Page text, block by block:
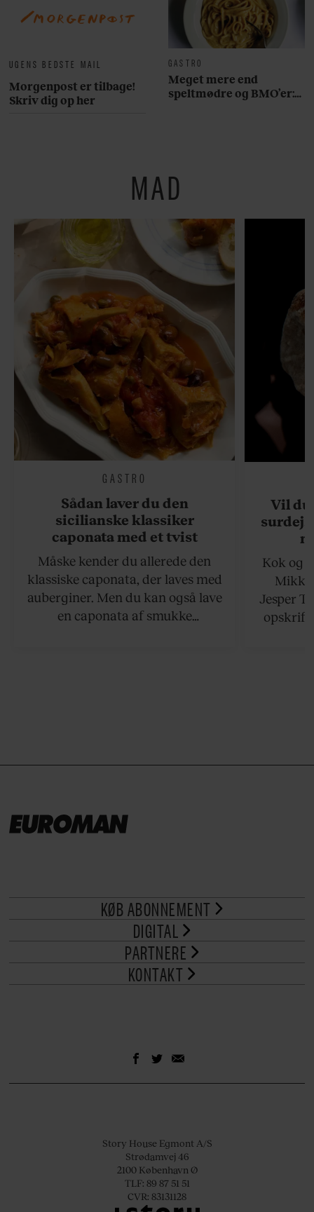
UGENS BEDSTE MAIL
Morgenpost er tilbage!
Skriv dig op her
GASTRO
Meget mere end
speltmødre og BMO’er:
MAD
GASTRO
Sådan laver du den
sicilianske klassiker
caponata med et tvist
Måske kender du allerede den
klassiske caponata, der laves med
auberginer. Men du kan også lave
en caponata af smukke
Vil du
Kok og
Jesper
opskrift
KØB ABONNEMENT
DIGITAL
PARTNERE
KONTAKT
Story House Egmont A/S
Strødamvej 46
2100 København Ø
TLF: 89 87 51 51
CVR: 83131128